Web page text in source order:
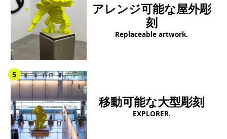
アレンジ可能な屋外彫
刻
Replaceable artwork.
5
移動可能な大型彫刻
EXPLORER.